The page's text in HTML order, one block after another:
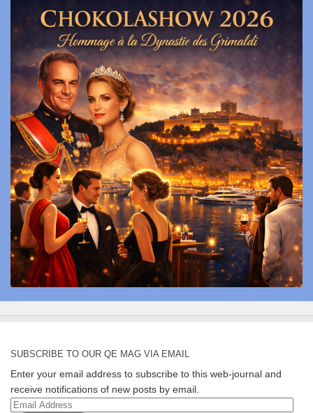
SUBSCRIBE TO OUR QE MAG VIA EMAIL
Enter your email address to subscribe to this web-journal and
receive notifications of new posts by email.
Email